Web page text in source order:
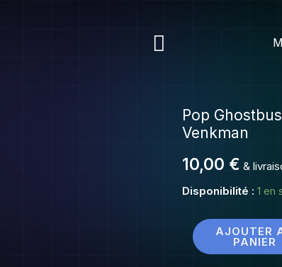
Rechercher
Pop
Venkman
10,00 € &
Disponibilité : 1 en
quantité
de
Ghostbusters
744
Peter
Venkman
AJOUTER
PANIER